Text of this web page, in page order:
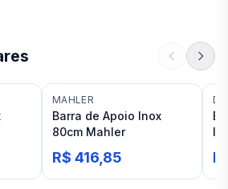
MAHLER
Barra de Apoio Inox
80cm Mahler
R$ 416,85